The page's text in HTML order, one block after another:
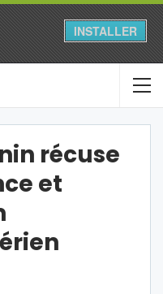
INSTALLER
récuse
et